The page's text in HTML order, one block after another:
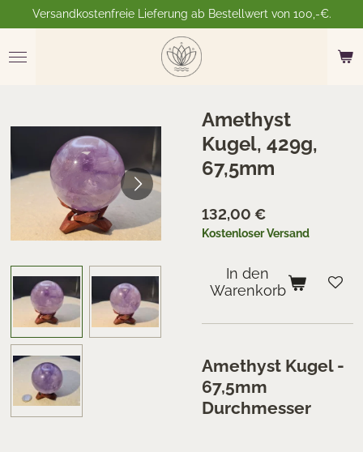
Hauptinhalt
springen
Versandkostenfreie Lieferung ab Bestellwert von 100,-€.
Amethyst
Kugel, 429g,
67,5mm
132,00 €
Kostenloser Versand
In den
Warenkorb
Amethyst Kugel -
67,5mm
Durchmesser